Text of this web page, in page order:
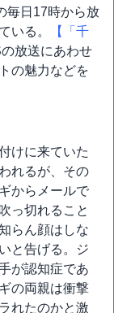
毎日17時から放
いる。
【「千
放送にあわせ
の魅力などを
けに来ていた
れるが、その
からメールで
っ切れること
らん顔はしな
と告げる。ジ
が認知症であ
の両親は衝撃
れたのかと激